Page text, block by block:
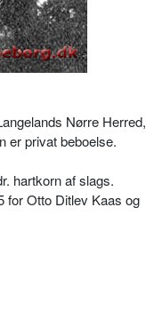
Nørre Herred,
er privat beboelse.
hartkorn af slags.
for Otto Ditlev Kaas og